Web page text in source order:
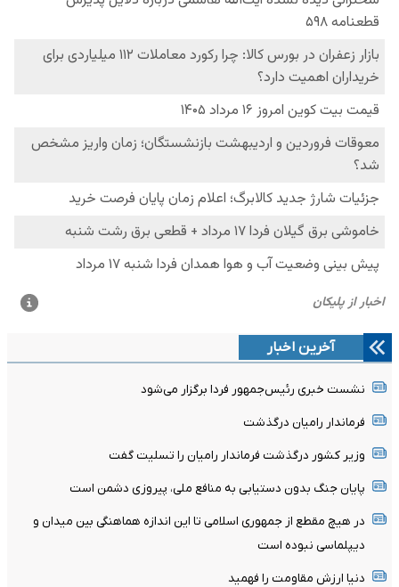
آخرین اخبار
نشست خبری رئیس‌جمهور فردا برگزار می‌شود
فرماندار رامیان درگذشت
وزیر کشور درگذشت فرماندار رامیان را تسلیت گفت
پایان جنگ بدون دستیابی به منافع ملی، پیروزی دشمن است
در هیچ مقطع از جمهوری اسلامی تا این اندازه هماهنگی بین میدان و
دیپلماسی نبوده است
دنیا ارزش مقاومت را فهمید